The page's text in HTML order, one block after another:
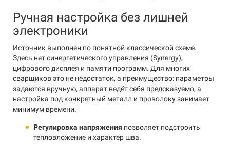
Ручная настройка без лишней
электроники
Источник выполнен по понятной классической схеме.
Здесь нет синергетического управления (Synergy),
цифрового дисплея и памяти программ. Для многих
сварщиков это не недостаток, а преимущество: параметры
задаются вручную, аппарат ведёт себя предсказуемо, а
настройка под конкретный металл и проволоку занимает
минимум времени.
Регулировка напряжения позволяет подстроить
тепловложение и характер шва.